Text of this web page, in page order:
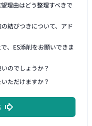
理由はどう整理すべきで
結びつきについて、アド
、ES添削をお願いできま
のでしょうか？
ただけますか？